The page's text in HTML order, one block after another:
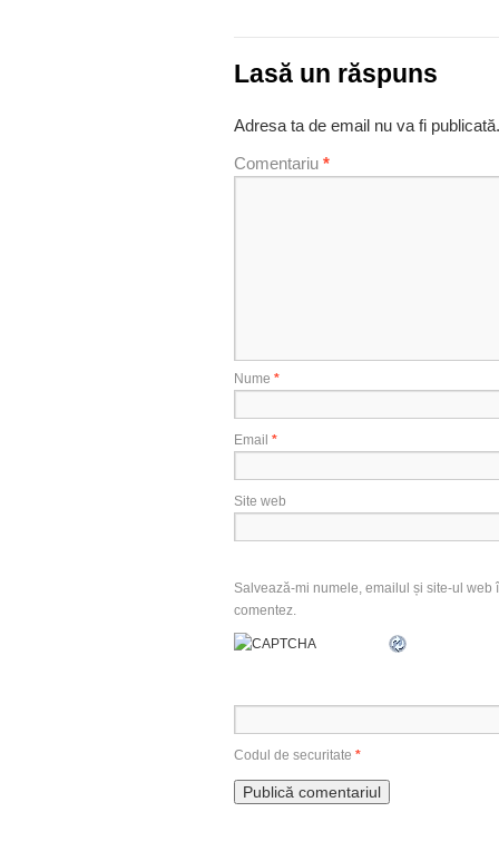
Lasă un răspuns
Adresa ta de email nu va fi publicată.
Comentariu *
Nume *
Email *
Site web
Salvează-mi numele, emailul și site-ul
comentez.
Codul de securitate *